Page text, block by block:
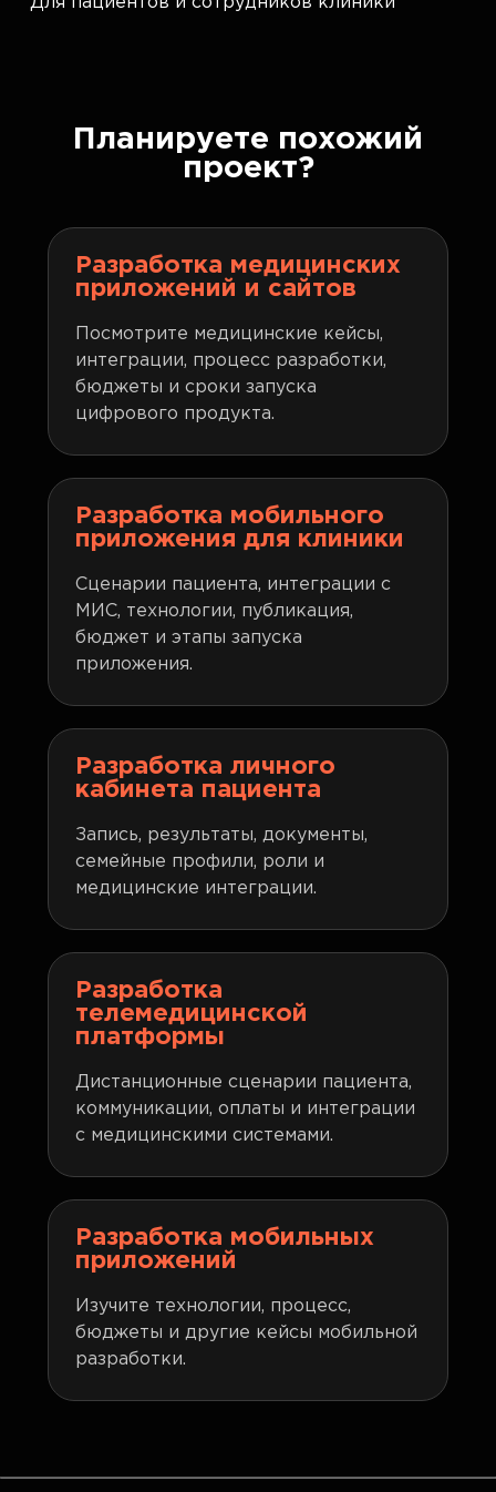
Планируете похожий
проект?
Разработка медицинских
приложений и сайтов
Посмотрите медицинские кейсы,
интеграции, процесс разработки,
бюджеты и сроки запуска
цифрового продукта.
Разработка мобильного
приложения для клиники
Сценарии пациента, интеграции с
МИС, технологии, публикация,
бюджет и этапы запуска
приложения.
Разработка личного
кабинета пациента
Запись, результаты, документы,
семейные профили, роли и
медицинские интеграции.
Разработка
телемедицинской
платформы
Дистанционные сценарии пациента,
коммуникации, оплаты и интеграции
с медицинскими системами.
Разработка мобильных
приложений
Изучите технологии, процесс,
бюджеты и другие кейсы мобильной
разработки.